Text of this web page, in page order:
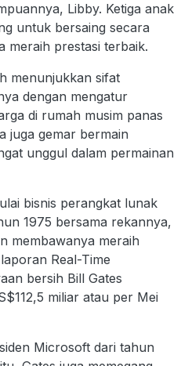
Libby. Ketiga anak
untuk bersaing secara
meraih prestasi terbaik.
menunjukkan sifat
dengan mengatur
di rumah musim panas
juga gemar bermain
unggul dalam permainan
bisnis perangkat lunak
1975 bersama rekannya,
membawanya meraih
Real-Time
bersih Bill Gates
miliar atau per Mei
Microsoft dari tahun